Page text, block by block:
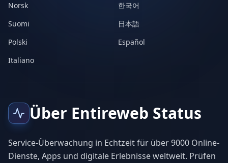
Norsk
한국어
Suomi
日本語
Polski
Español
Italiano
Über Entireweb Status
Service-Überwachung in Echtzeit für über 9000 Online-
Dienste, Apps und digitale Erlebnisse weltweit. Prüfen